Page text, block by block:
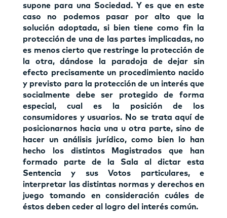
supone para una Sociedad. Y es que en este
caso no podemos pasar por alto que la
solución adoptada, si bien tiene como fin la
protección de una de las partes implicadas, no
es menos cierto que restringe la protección de
la otra, dándose la paradoja de dejar sin
efecto precisamente un procedimiento nacido
y previsto para la protección de un interés que
socialmente debe ser protegido de forma
especial, cual es la posición de los
consumidores y usuarios. No se trata aquí de
posicionarnos hacia una u otra parte, sino de
hacer un análisis jurídico, como bien lo han
hecho los distintos Magistrados que han
formado parte de la Sala al dictar esta
Sentencia y sus Votos particulares, e
interpretar las distintas normas y derechos en
juego tomando en consideración cuáles de
éstos deben ceder al logro del interés común.